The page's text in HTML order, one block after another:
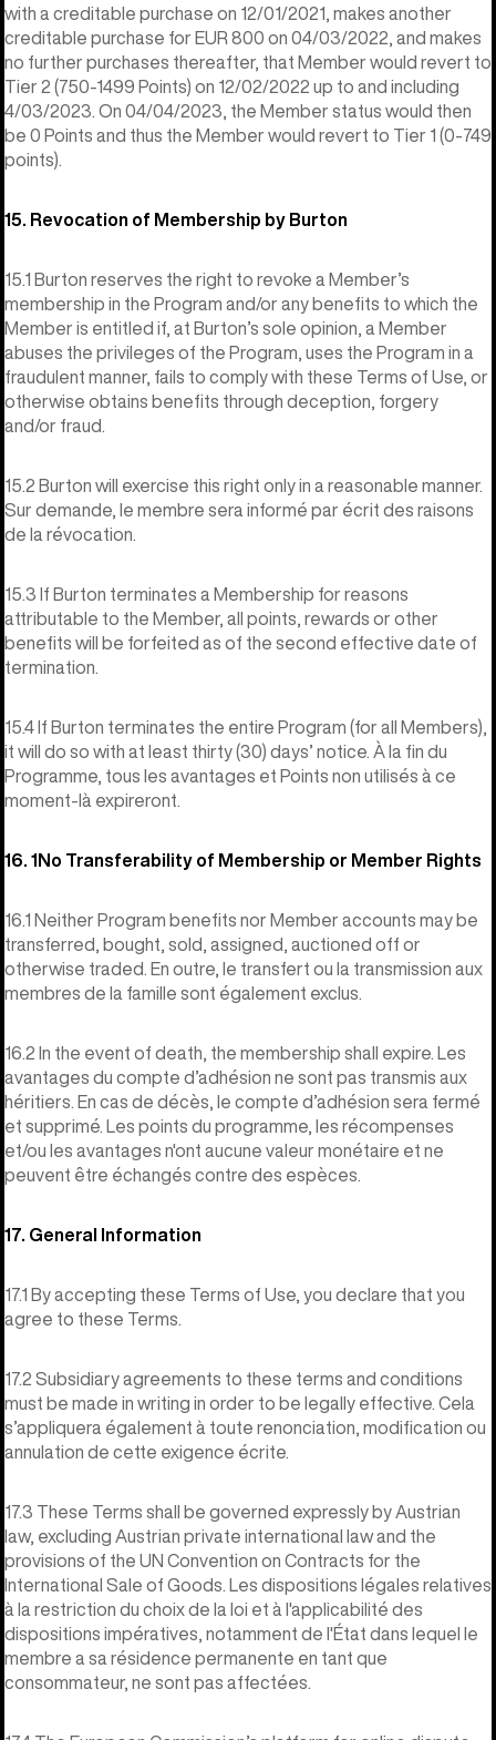
with a creditable purchase on 12/01/2021, makes another
creditable purchase for EUR 800 on 04/03/2022, and makes
no further purchases thereafter, that Member would revert to
Tier 2 (750-1499 Points) on 12/02/2022 up to and including
4/03/2023. On 04/04/2023, the Member status would then
be 0 Points and thus the Member would revert to Tier 1 (0-749
points).
15. Revocation of Membership by Burton
15.1 Burton reserves the right to revoke a Member’s
membership in the Program and/or any benefits to which the
Member is entitled if, at Burton’s sole opinion, a Member
abuses the privileges of the Program, uses the Program in a
fraudulent manner, fails to comply with these Terms of Use, or
otherwise obtains benefits through deception, forgery
and/or fraud.
15.2 Burton will exercise this right only in a reasonable manner.
Sur demande, le membre sera informé par écrit des raisons
de la révocation.
15.3 If Burton terminates a Membership for reasons
attributable to the Member, all points, rewards or other
benefits will be forfeited as of the second effective date of
termination.
15.4 If Burton terminates the entire Program (for all Members),
it will do so with at least thirty (30) days’ notice. À la fin du
Programme, tous les avantages et Points non utilisés à ce
moment-là expireront.
16. 1No Transferability of Membership or Member Rights
16.1 Neither Program benefits nor Member accounts may be
transferred, bought, sold, assigned, auctioned off or
otherwise traded. En outre, le transfert ou la transmission aux
membres de la famille sont également exclus.
16.2 In the event of death, the membership shall expire. Les
avantages du compte d’adhésion ne sont pas transmis aux
héritiers. En cas de décès, le compte d’adhésion sera fermé
et supprimé. Les points du programme, les récompenses
et/ou les avantages n'ont aucune valeur monétaire et ne
peuvent être échangés contre des espèces.
17. General Information
17.1 By accepting these Terms of Use, you declare that you
agree to these Terms.
17.2 Subsidiary agreements to these terms and conditions
must be made in writing in order to be legally effective. Cela
s’appliquera également à toute renonciation, modification ou
annulation de cette exigence écrite.
17.3 These Terms shall be governed expressly by Austrian
law, excluding Austrian private international law and the
provisions of the UN Convention on Contracts for the
International Sale of Goods. Les dispositions légales relatives
à la restriction du choix de la loi et à l'applicabilité des
dispositions impératives, notamment de l'État dans lequel le
membre a sa résidence permanente en tant que
consommateur, ne sont pas affectées.